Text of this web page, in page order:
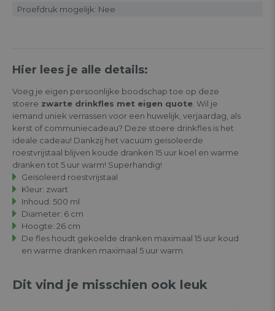
Proefdruk mogelijk: Nee
Hier lees je alle details:
Voeg je eigen persoonlijke boodschap toe op deze
stoere zwarte drinkfles met eigen quote . Wil je
iemand uniek verrassen voor een huwelijk, verjaardag, als
kerst of communiecadeau? Deze stoere drinkfles is het
ideale cadeau! Dankzij het vacuüm geïsoleerde
roestvrijstaal blijven koude dranken 15 uur koel en warme
dranken tot 5 uur warm! Superhandig!
Geïsoleerd roestvrijstaal
Kleur: zwart
Inhoud: 500 ml
Diameter: 6 cm
Hoogte: 26 cm
De fles houdt gekoelde dranken maximaal 15 uur koud
en warme dranken maximaal 5 uur warm.
Dit vind je misschien ook leuk